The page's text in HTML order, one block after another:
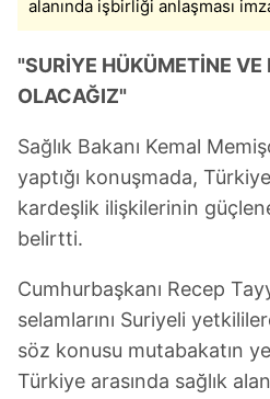
alanında işbirliği anlaşması
"SURİYE HÜKÜMETİNE
OLACAĞIZ"
Sağlık Bakanı Kemal
yaptığı konuşmada,
kardeşlik ilişkilerinin
belirtti.
Cumhurbaşkanı Recep
selamlarını Suriyeli
söz konusu mutabakatın
Türkiye arasında sağlık